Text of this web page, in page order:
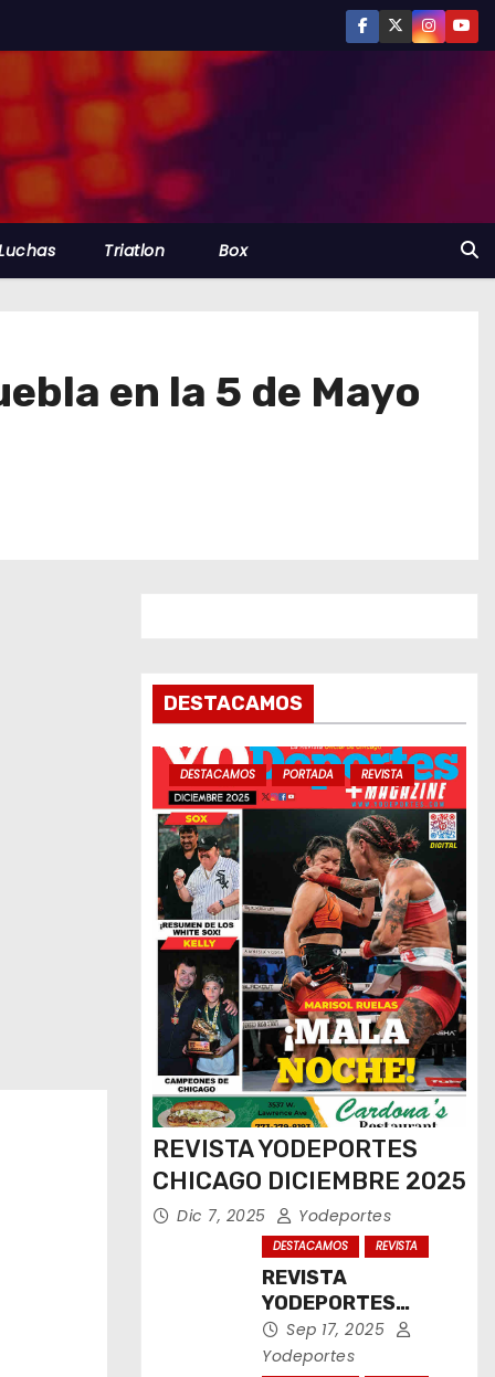
Triatlon Box
en la 5 de Mayo
DESTACAMOS
DESTACAMOS PORTADA REVISTA
REVISTA YODEPORTES
CHICAGO DICIEMBRE 2025
Dic 7, 2025 Yodeportes
DESTACAMOS REVISTA
REVISTA
YODEPORTES
CHICAGO
SEPTIEMBRE 2025
Sep 17, 2025
Yodeportes